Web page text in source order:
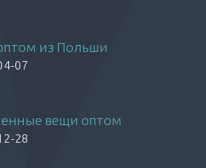
из Польши
07
вещи оптом
28